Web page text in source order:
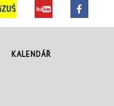
KALENDÁŘ